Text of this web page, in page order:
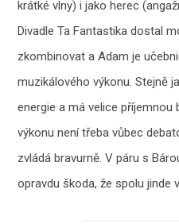
krátké vlny) i jako herec
Divadle Ta Fantastika dostal
zkombinovat a Adam je
muzikálového výkonu. Stejně
energie a má velice příjemnou
výkonu není třeba vůbec
zvládá bravurně. V páru s
opravdu škoda, že spolu jinde